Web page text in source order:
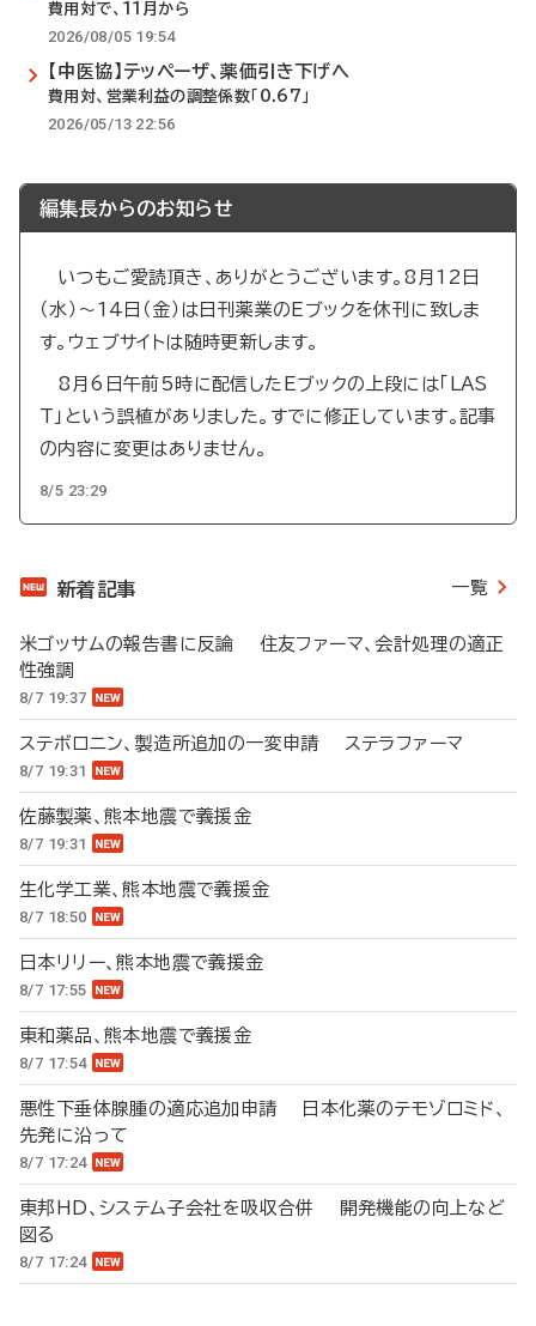
費用対で、11月から
2026/08/05 19:54
【中医協】テッペーザ、薬価引き下げへ
費用対、営業利益の調整係数「0.67」
2026/05/13 22:56
編集長からのお知らせ
いつもご愛読頂き、ありがとうございます。8月12日
（水）～14日（金）は日刊薬業のEブックを休刊に致しま
す。ウェブサイトは随時更新します。
8月6日午前5時に配信したEブックの上段には「LAS
T」という誤植がありました。すでに修正しています。記事
の内容に変更はありません。
8/5 23:29
新着記事 一覧
米ゴッサムの報告書に反論 住友ファーマ、会計処理の適正
性強調
8/7 19:37
ステボロニン、製造所追加の一変申請 ステラファーマ
8/7 19:31
佐藤製薬、熊本地震で義援金
8/7 19:31
生化学工業、熊本地震で義援金
8/7 18:50
日本リリー、熊本地震で義援金
8/7 17:55
東和薬品、熊本地震で義援金
8/7 17:54
悪性下垂体腺腫の適応追加申請 日本化薬のテモゾロミド、
先発に沿って
8/7 17:24
東邦HD、システム子会社を吸収合併 開発機能の向上など
図る
8/7 17:24